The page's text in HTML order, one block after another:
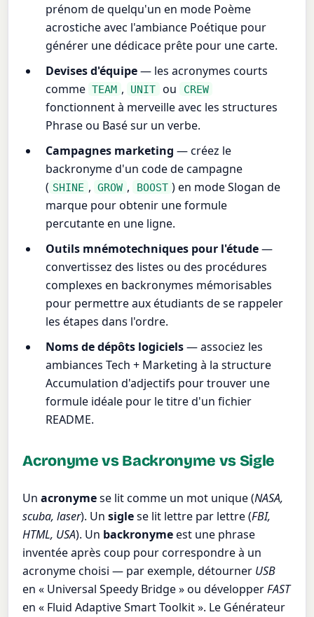
prénom de quelqu'un en mode Poème
acrostiche avec l'ambiance Poétique pour
générer une dédicace prête pour une carte.
Devises d'équipe— les acronymes courts
comme TEAM , UNIT ou CREW
fonctionnent à merveille avec les structures
Phrase ou Basé sur un verbe.
Campagnes marketing — créez le
backronyme d'un code de campagne
( SHINE , GROW , BOOST ) en mode Slogan de
marque pour obtenir une formule
percutante en une ligne.
Outils mnémotechniques pour l'étude—
convertissez des listes ou des procédures
complexes en backronymes mémorisables
pour permettre aux étudiants de se rappeler
les étapes dans l'ordre.
Noms de dépôts logiciels— associez les
ambiances Tech + Marketing à la structure
Accumulation d'adjectifs pour trouver une
formule idéale pour le titre d'un fichier
README.
Acronyme vs Backronyme vs Sigle
Unacronymese lit comme un mot unique (NASA,
scuba, laser). Unsiglese lit lettre par lettre (FBI,
HTML, USA). Un backronymeest une phrase
inventée après coup pour correspondre à un
acronyme choisi — par exemple, détourner USB
en « Universal Speedy Bridge » ou développerFAST
en « Fluid Adaptive Smart Toolkit ». Le Générateur